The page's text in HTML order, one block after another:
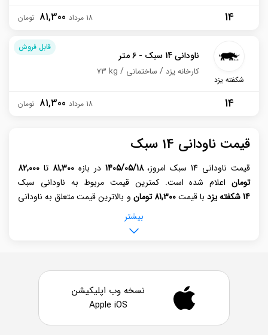
14
81,300 18 مرداد
قابل فروش
شکفته یزد
ناودانی 14 سبک - 6 متر
73 kg ساختمانی کارخانه یزد
14
81,300 18 مرداد
قیمت ناودانی 14 سبک
قیمت ناودانی 14 سبک امروز، 1405/05/18 در بازه‌81,300 تا 82,000
تومان اعلام شده است. کمترین قیمت مربوط به ناودانی سبک
14 شکفته یزد
با قیمت81,300 تومان
و بالاترین قیمت متعلق به ناودانی
، به جدول قیمت درج شده در وبسایت
می‌شود، کاربردهای وسیعی در صنعت ساختمان دارد. این محصول در
ساخت انواع سازه‌ها مانند سوله، فونداسیون‌های ساختمانی، ستون‌ها و
خرپاها به کار می‌رود. قیمت ناودانی 14 سبک تحت تاثیر عوامل
متعددی در بازار آهن و فولاد قرار دارد. وزن ناودانی، به عنوان یک عامل
بیشتر
نسخه وب اپلیکیشن
Apple iOS